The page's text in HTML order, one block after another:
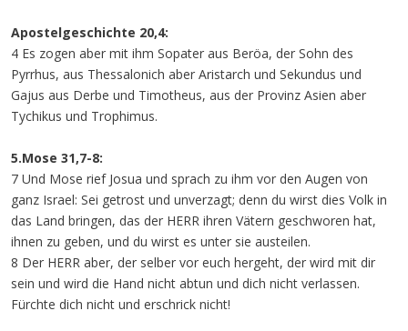
Apostelgeschichte 20,4:
4 Es zogen aber mit ihm Sopater aus Beröa, der Sohn des
Pyrrhus, aus Thessalonich aber Aristarch und Sekundus und
Gajus aus Derbe und Timotheus, aus der Provinz Asien aber
Tychikus und Trophimus.
5.Mose 31,7-8:
7 Und Mose rief Josua und sprach zu ihm vor den Augen von
ganz Israel: Sei getrost und unverzagt; denn du wirst dies Volk in
das Land bringen, das der HERR ihren Vätern geschworen hat,
ihnen zu geben, und du wirst es unter sie austeilen.
8 Der HERR aber, der selber vor euch hergeht, der wird mit dir
sein und wird die Hand nicht abtun und dich nicht verlassen.
Fürchte dich nicht und erschrick nicht!